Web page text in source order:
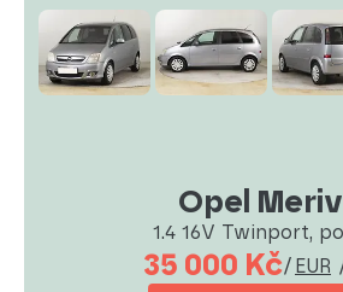
Opel
1.4 16V Twinport,
35 000 Kč/ EUR